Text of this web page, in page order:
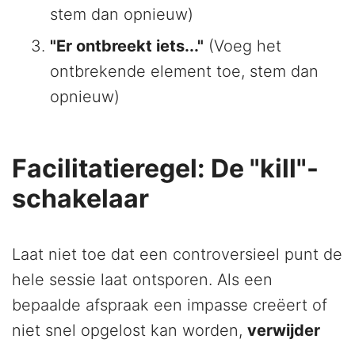
stem dan opnieuw)
"Er ontbreekt iets..." (Voeg het
ontbrekende element toe, stem dan
opnieuw)
Facilitatieregel: De "kill"-
schakelaar
Laat niet toe dat een controversieel punt de
hele sessie laat ontsporen. Als een
bepaalde afspraak een impasse creëert of
niet snel opgelost kan worden, verwijder